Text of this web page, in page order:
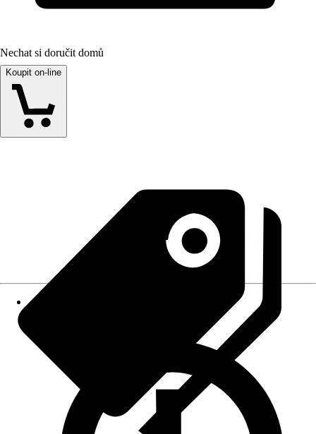
Nechat si doručit domů
Koupit on-line